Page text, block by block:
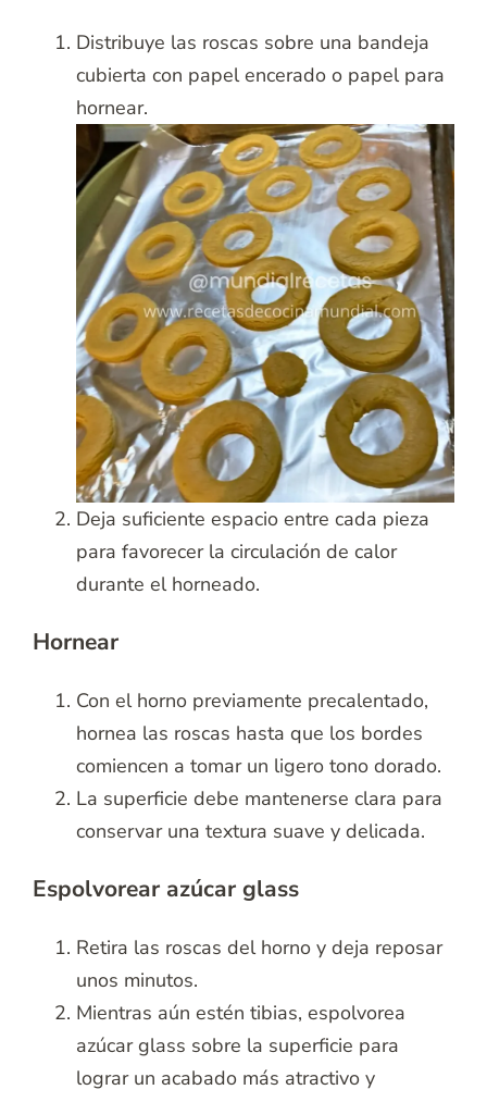
Distribuye las roscas sobre una bandeja
cubierta con papel encerado o papel para
hornear.
Deja suficiente espacio entre cada pieza
para favorecer la circulación de calor
durante el horneado.
Hornear
Con el horno previamente precalentado,
hornea las roscas hasta que los bordes
comiencen a tomar un ligero tono dorado.
La superficie debe mantenerse clara para
conservar una textura suave y delicada.
Espolvorear azúcar glass
Retira las roscas del horno y deja reposar
unos minutos.
Mientras aún estén tibias, espolvorea
azúcar glass sobre la superficie para
lograr un acabado más atractivo y